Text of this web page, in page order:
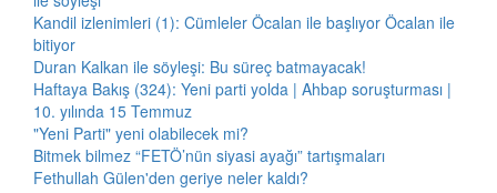
Kandil izlenimleri (1): Cümleler Öcalan ile başlıyor Öcalan ile
bitiyor
Duran Kalkan ile söyleşi: Bu süreç batmayacak!
Haftaya Bakış (324): Yeni parti yolda | Ahbap soruşturması |
10. yılında 15 Temmuz
"Yeni Parti" yeni olabilecek mi?
Bitmek bilmez “FETÖ’nün siyasi ayağı” tartışmaları
Fethullah Gülen'den geriye neler kaldı?